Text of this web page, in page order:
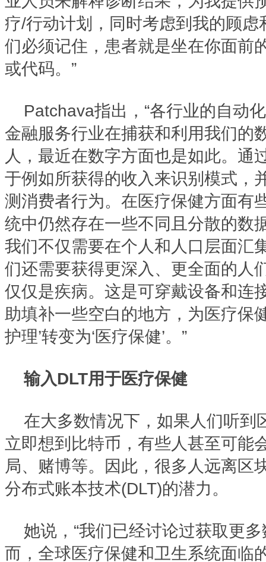
疗/行动计划，同时考虑到我的顾
们必须记住，患者就是坐在你面前
或代码。”
Patchava指出，“各行业的自动
金融服务行业在捕获和利用我们的
人，最近在数字方面也是如此。通
于例如所获得的收入来识别模式，
测消费者行为。在医疗保健方面有
统中仍然存在一些不同且分散的数
我们不仅需要在个人和人口层面汇
们还需要获得更深入、更全面的人
仅仅是疾病。这是可穿戴设备和连
助填补一些空白的地方，为医疗保
护理’转变为‘医疗保健’。”
输入DLT用于医疗保健
在大多数情况下，如果人们听到
立即想到比特币，有些人甚至可能
局、赌博等。因此，很多人远离区
分布式账本技术(DLT)的潜力。
她说，“我们已经讨论过获取更
而，全球医疗保健和卫生系统面临